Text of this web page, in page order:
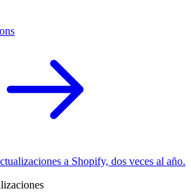
a Shopify, dos veces al año.